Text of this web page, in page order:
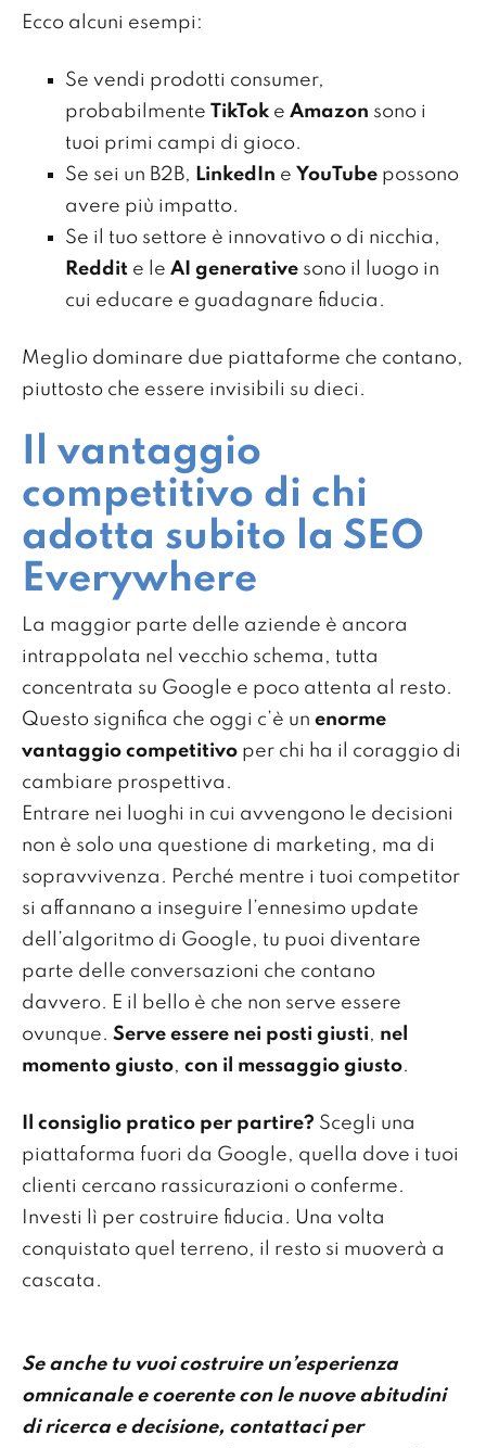
Ecco alcuni esempi:
Se vendi prodotti consumer,
probabilmente
TikTok e Amazon sono i
tuoi primi campi di gioco.
Se sei un B2B, LinkedIn e YouTube possono
avere più impatto.
Se il tuo settore è innovativo o di nicchia,
Reddit e le AI generative sono il luogo in
cui educare e guadagnare fiducia.
Meglio dominare due piattaforme che contano,
piuttosto che essere invisibili su dieci.
Il vantaggio
competitivo di chi
adotta subito la SEO
Everywhere
La maggior parte delle aziende è ancora
intrappolata nel vecchio schema, tutta
concentrata su Google e poco attenta al resto.
Questo significa che oggi c’è un enorme
vantaggio competitivo per chi ha il coraggio di
cambiare prospettiva.
Entrare nei luoghi in cui avvengono le decisioni
non è solo una questione di marketing, ma di
sopravvivenza. Perché mentre i tuoi competitor
si affannano a inseguire l’ennesimo update
dell’algoritmo di Google, tu puoi diventare
parte delle conversazioni che contano
davvero. E il bello è che non serve essere
ovunque. Serve essere nei posti giusti, nel
momento giusto, con il messaggio giusto.
Il consiglio pratico per partire? Scegli una
piattaforma fuori da Google, quella dove i tuoi
clienti cercano rassicurazioni o conferme.
Investi lì per costruire fiducia. Una volta
conquistato quel terreno, il resto si muoverà a
cascata.
Se anche tu vuoi costruire un’esperienza
omnicanale e coerente con le nuove abitudini
di ricerca e decisione, contattaci per